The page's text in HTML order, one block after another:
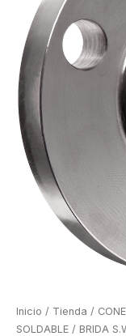
Inicio / Tienda /
SOLDABLE / BRIDA